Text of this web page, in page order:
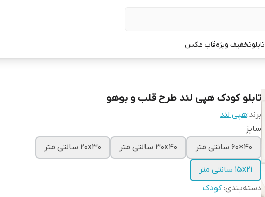
تابلوتخفیف ویژهقاب عکس
تابلو کودک هپی لند طرح قلب و بوهو
برند:هپی لند
سایز
40×60 سانتی متر
30x40 سانتی متر 20x30 سانتی متر
15x21 سانتی متر
دسته‌بندی:کودک